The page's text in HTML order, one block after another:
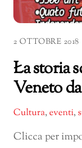
2 OTTOBRE 2018
Ła storia
Veneto
Cultura,eventi,
Clicca per